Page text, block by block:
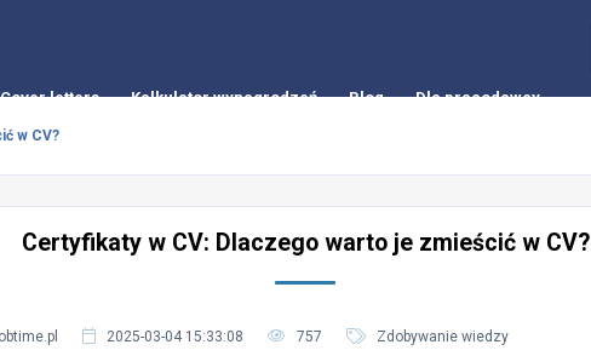
Cover letters Kalkulator wynagrodzeń Blog Dla pracodawcy
w CV?
Certyfikaty w CV: Dlaczego warto je zmieścić w CV?
2025-03-04 15:33:08 757 Zdobywanie wiedzy